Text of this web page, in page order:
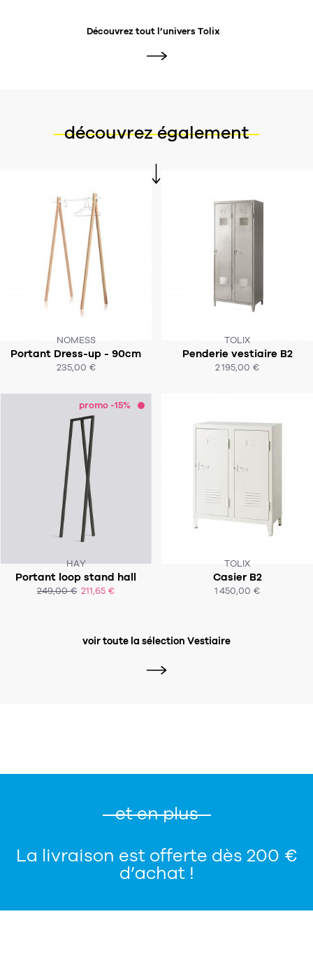
Découvrez tout l’univers Tolix
découvrez également
NOMESS
Portant Dress-up - 90cm
235,00 €
CE PRODUIT N'EST PLUS EN STOCK
:-(
ACHAT EXPRESS
TOLIX
Penderie vestiaire B2
2 195,00 €
SOUS 4-6 SEMAINES
ACHAT EXPRESS
promo -15%
HAY
Portant loop stand hall
249,00 € 211,65 €
SOUS 4-6 SEMAINES
ACHAT EXPRESS
TOLIX
Casier B2
1 450,00 €
SOUS 4-6 SEMAINES
ACHAT EXPRESS
voir toute la sélection Vestiaire
et en plus
La livraison est offerte dès 200 €
d’achat !